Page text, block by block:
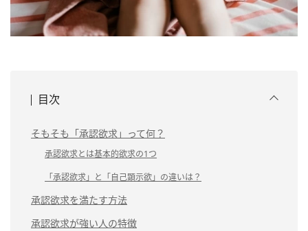
目次
そもそも「承認欲求」って何？
承認欲求とは基本的欲求の1つ
「承認欲求」と「自己顕示欲」の違いは？
承認欲求を満たす方法
承認欲求が強い人の特徴